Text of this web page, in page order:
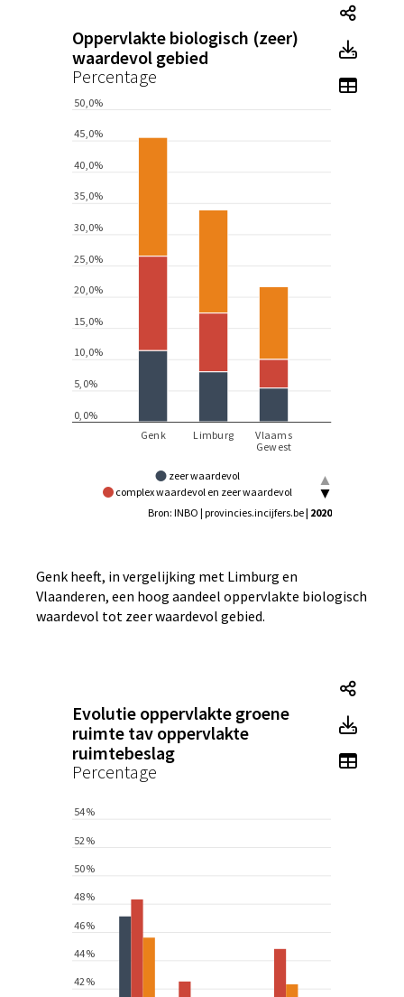
Oppervlakte biologisch (zeer)
waardevol gebied
Percentage
zeer waardevol
complex waardevol en zeer waardevol
waardevol
Bron: INBO | provincies.incijfers.be| 2020
Toon
Genk heeft, in vergelijking met Limburg en
Vlaanderen, een hoog aandeel oppervlakte biologisch
waardevol tot zeer waardevol gebied.
Evolutie oppervlakte groene
ruimte tav oppervlakte
ruimtebeslag
Percentage
Toon